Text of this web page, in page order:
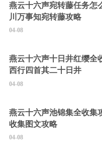
燕云十六声宛转藤任务怎
川万事知宛转藤攻略
04-08
燕云十六声十日井红缨全
西行四首其二十日井
04-08
燕云十六声池锦集全收集
收集图文攻略
04-08